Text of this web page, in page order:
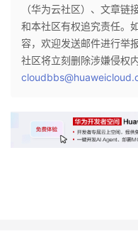
（华为云社区）、文章
和本社区有权追究责任。
容，欢迎发送邮件进行举
社区将立刻删除涉嫌侵权